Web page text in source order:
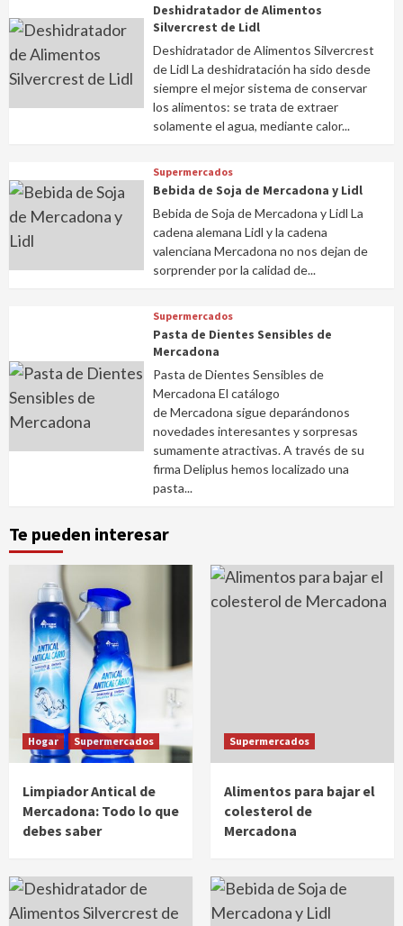
Deshidratador de Alimentos
Silvercrest de Lidl
Deshidratador de Alimentos Silvercrest
de Lidl La deshidratación ha sido desde
siempre el mejor sistema de conservar
los alimentos: se trata de extraer
solamente el agua, mediante calor...
Supermercados
Bebida de Soja de Mercadona y Lidl
Bebida de Soja de Mercadona y Lidl La
cadena alemana Lidl y la cadena
valenciana Mercadona no nos dejan de
sorprender por la calidad de...
Supermercados
Pasta de Dientes Sensibles de
Mercadona
Pasta de Dientes Sensibles de
Mercadona El catálogo
de Mercadona sigue deparándonos
novedades interesantes y sorpresas
sumamente atractivas. A través de su
firma Deliplus hemos localizado una
pasta...
Te pueden interesar
Hogar Supermercados
Limpiador Antical de
Mercadona: Todo lo que
debes saber
Supermercados
Alimentos para bajar el
colesterol de
Mercadona